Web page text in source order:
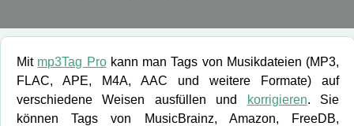
Mit mp3Tag Prokann man Tags von Musikdateien (MP3,
FLAC, APE, M4A, AAC und weitere Formate) auf
verschiedene Weisen ausfüllen und
korrigieren. Sie
können Tags von MusicBrainz, Amazon, FreeDB,